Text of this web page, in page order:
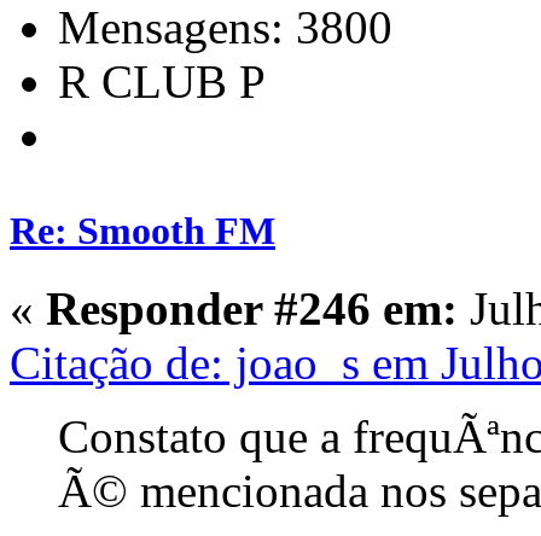
Mensagens: 3800
R CLUB P
Re: Smooth FM
« Responder #246 em:
Citação de: joao_s em
Constato que a
Ã© mencionada nos